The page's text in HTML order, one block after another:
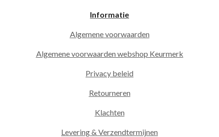
Informatie
Algemene voorwaarden
Algemene voorwaarden webshop Keurmerk
Privacy beleid
Retourneren
Klachten
Levering & Verzendtermijnen